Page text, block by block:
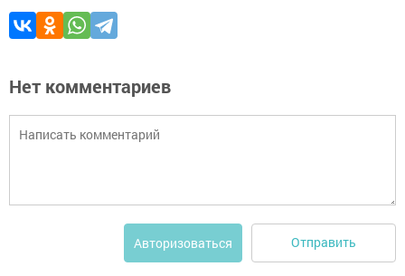
Нет комментариев
Авторизоваться Отправить